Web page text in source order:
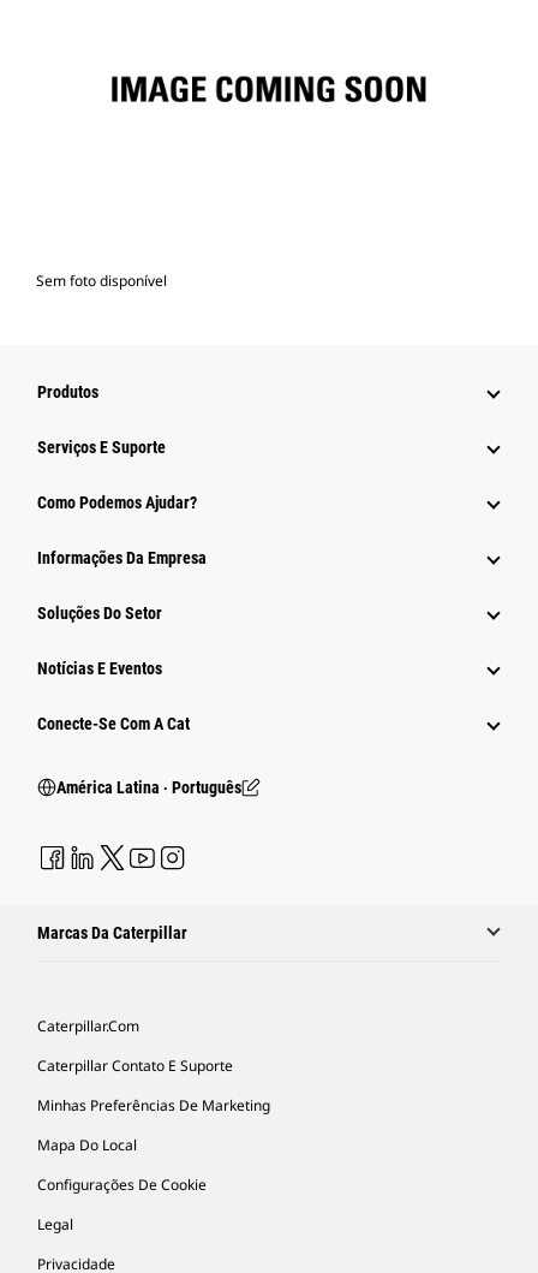
Sem foto disponível
Produtos
Serviços E Suporte
Como Podemos Ajudar?
Informações Da Empresa
Soluções Do Setor
Notícias E Eventos
Conecte-Se Com A Cat
América Latina ‧ Português
Marcas Da Caterpillar
Caterpillar.com
Caterpillar Contato E Suporte
Minhas Preferências De Marketing
Mapa Do Local
Configurações De Cookie
Legal
Privacidade